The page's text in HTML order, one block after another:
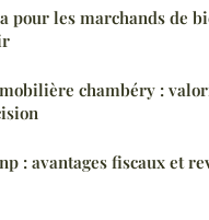
pour les marchands de
chambéry :
: avantages fiscaux et